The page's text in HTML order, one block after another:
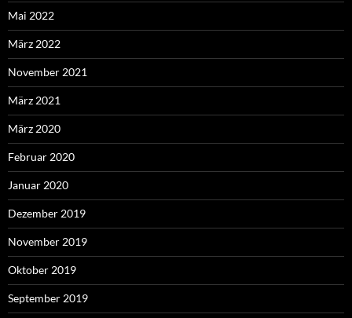
Mai 2022
März 2022
November 2021
März 2021
März 2020
Februar 2020
Januar 2020
Dezember 2019
November 2019
Oktober 2019
September 2019